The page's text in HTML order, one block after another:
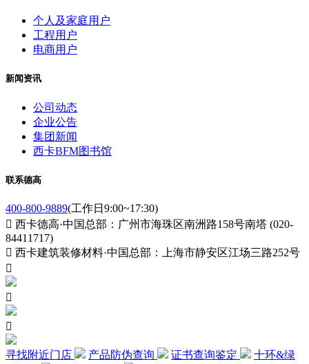
个人及家庭用户
工程用户
电商用户
新闻资讯
公司动态
企业公告
集团新闻
西卡BFM图书馆
联系德高
400-800-9889(工作日9:00~17:30)
 西卡德高·中国总部：广州市海珠区南洲路158号南塔 (020-
84411717)
 西卡建筑装修材料·中国总部：上海市静安区江场三路252号



寻找附近门店 产品防伪查询 证书查询鉴定
十环&绿